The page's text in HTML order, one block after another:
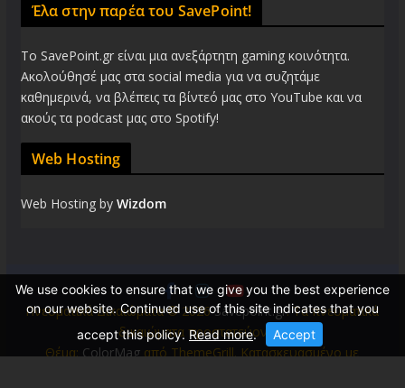
Έλα στην παρέα του SavePoint!
Το SavePoint.gr είναι μια ανεξάρτητη gaming κοινότητα.
Ακολούθησέ μας στα social media για να συζητάμε
καθημερινά, να βλέπεις τα βίντεό μας στο YouTube και να
ακούς τα podcast μας στο Spotify!
Web Hosting
Web Hosting by Wizdom
Πνευματικά Δικαιώματα © 2026Savepoint.gr. Τα πνευματικά
δικαιώματα προστατεύονται.
Θέμα:ColorMagαπό ThemeGrill. Κατασκευασμένο με
We use cookies to ensure that we give you the best experience
on our website. Continued use of this site indicates that you
accept this policy.Read more. Accept